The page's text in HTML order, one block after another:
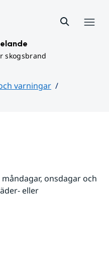
skogsbrand
varningar
onsdagar och
eller